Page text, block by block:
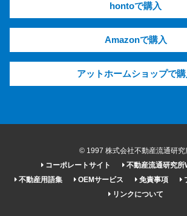
hontoで購入
Amazonで購入
アットホームショップで購
© 1997 株式会社不動産流通研究
コーポレートサイト
不動産流通研究所
不動産用語集
OEMサービス 免責事項
リンクについて